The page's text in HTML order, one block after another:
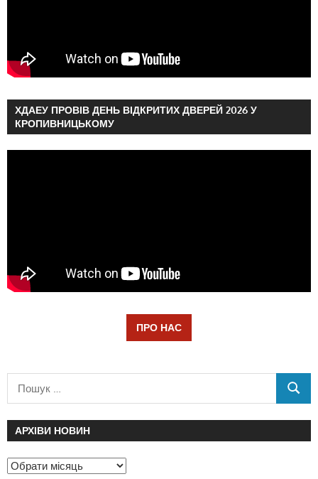
ХДАЕУ ПРОВІВ ДЕНЬ ВІДКРИТИХ ДВЕРЕЙ 2026 У
КРОПИВНИЦЬКОМУ
ПРО НАС
АРХІВИ НОВИН